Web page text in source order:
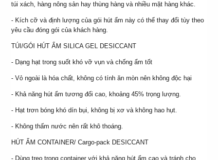
túi xách, hàng nông sản hay thùng hàng và nhiều mặt hàng khác.
- Kích cỡ và định lượng của gói hút ẩm này có thể thay đổi tùy theo
yêu cầu đóng gói của khách hàng.
TÚI/GÓI HÚT ẨM SILICA GEL DESICCANT
- Dạng hạt trong suốt khó vỡ vụn và chống ẩm tốt
- Vỏ ngoài là hóa chất, không có tính ăn mòn nên không độc hại
- Khả năng hút ẩm tương đối cao, khoảng 45% trọng lượng.
- Hạt trơn bóng khó dín bụi, không bị xơ và không hao hụt.
- Không thấm nước nên rất khô thoáng.
HÚT ẨM CONTAINER/ Cargo-pack DESICCANT
- Dùng treo trong container với khả năng hút ẩm cao và tránh cho